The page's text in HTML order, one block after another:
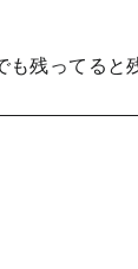
残ってると